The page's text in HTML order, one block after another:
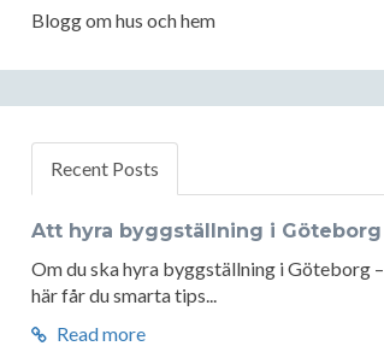
Blogg om hus och hem
Recent Posts
Att hyra byggställning i Göteborg
Om du ska hyra byggställning i Göteborg –
här får du smarta tips...
Read more